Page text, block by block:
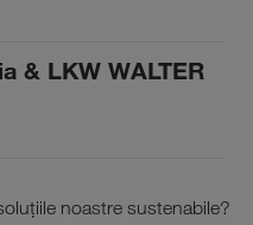
& LKW WALTER
noastre sustenabile?